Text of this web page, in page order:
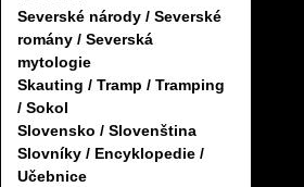
Severské národy / Severské
romány / Severská
mytologie
Skauting / Tramp / Tramping
/ Sokol
Slovensko / Slovenština
Slovníky / Encyklopedie /
Učebnice